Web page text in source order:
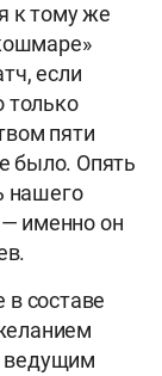
к тому же
если
только
пяти
было. Опять
нашего
— именно он
в составе
ведущим